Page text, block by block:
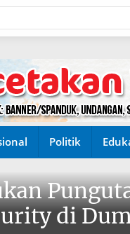
Politik
di